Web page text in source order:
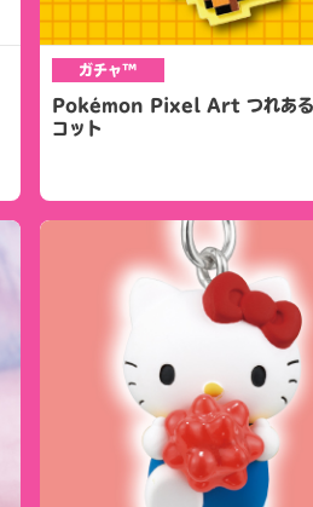
ガチャ™
Pokémon Pixel Art つれある
コット